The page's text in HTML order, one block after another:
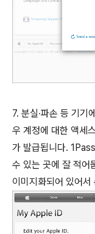
7. 분실∙파손 등 기기
우 계정에 대한 액세
가 발급됩니다.
수 있는 곳에 잘 적어
이미지화되어 있어